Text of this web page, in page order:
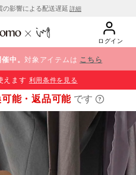
の影響による配送遅延 詳細
ログイン
催中。対象アイテムは こちら
えます 利用条件を見る
能・返品可能 です